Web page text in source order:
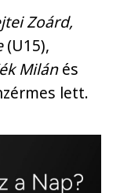
Zoárd,
(U15),
Milánés
lett.